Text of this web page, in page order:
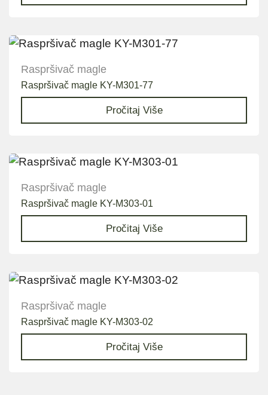
Raspršivač magle
Raspršivač magle KY-M301-77
Pročitaj Više
Raspršivač magle
Raspršivač magle KY-M303-01
Pročitaj Više
Raspršivač magle
Raspršivač magle KY-M303-02
Pročitaj Više